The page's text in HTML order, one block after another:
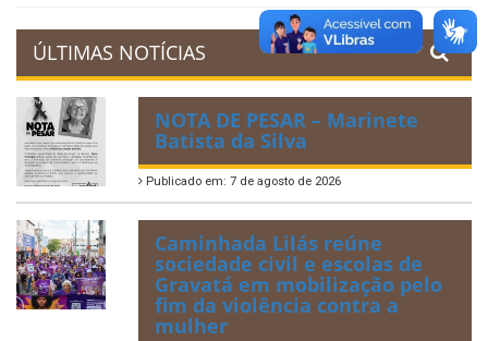
ÚLTIMAS NOTÍCIAS
NOTA DE PESAR – Marinete
Batista da Silva
Publicado em: 7 de agosto de 2026
Caminhada Lilás reúne
sociedade civil e escolas de
Gravatá em mobilização pelo
fim da violência contra a
mulher